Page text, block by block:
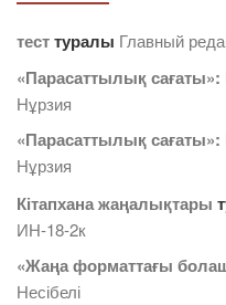
тесттуралы Главный
«Парасаттылық
Нұрзия
«Парасаттылық
Нұрзия
Кітапхана жаңалықтары
ИН-18-2к
«Жаңа форматтағы
Несібелі